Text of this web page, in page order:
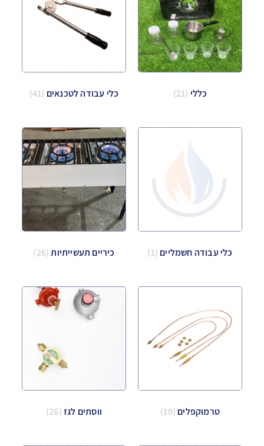
כללי (21) כלי עבודה לטכנאים (41)
כלי עבודה חשמליים (1) כיריים תעשייתיות(26)
טרמוקפלים (10) ווסתים לגז(26)